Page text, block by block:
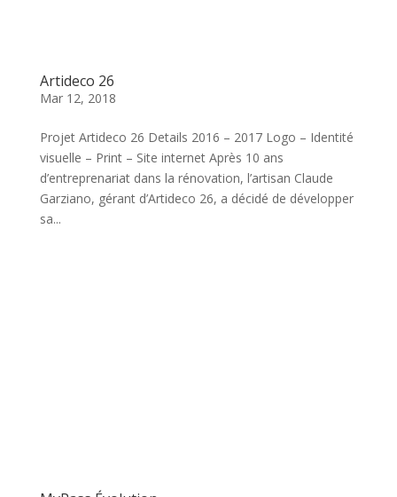
Artideco 26
Mar 12, 2018
Projet Artideco 26 Details 2016 – 2017 Logo – Identité
visuelle – Print – Site internet Après 10 ans
d’entreprenariat dans la rénovation, l’artisan Claude
Garziano, gérant d’Artideco 26, a décidé de développer
sa...